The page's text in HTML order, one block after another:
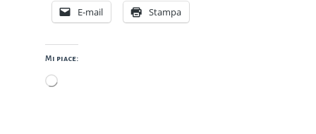
E-mail Stampa
Mi piace:
Caricamento